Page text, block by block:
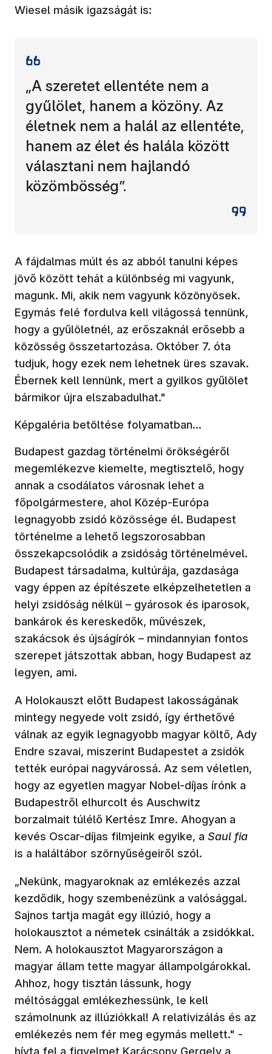
Wiesel másik igazságát is:
„A szeretet ellentéte nem a
gyűlölet, hanem a közöny. Az
életnek nem a halál az ellentéte,
hanem az élet és halála között
választani nem hajlandó
közömbösség”.
A fájdalmas múlt és az abból tanulni képes
jövő között tehát a különbség mi vagyunk,
magunk. Mi, akik nem vagyunk közönyösek.
Egymás felé fordulva kell világossá tennünk,
hogy a gyűlöletnél, az erőszaknál erősebb a
közösség összetartozása. Október 7. óta
tudjuk, hogy ezek nem lehetnek üres szavak.
Ébernek kell lennünk, mert a gyilkos gyűlölet
bármikor újra elszabadulhat."
Képgaléria betöltése folyamatban...
Budapest gazdag történelmi örökségéről
megemlékezve kiemelte, megtisztelő, hogy
annak a csodálatos városnak lehet a
főpolgármestere, ahol Közép-Európa
legnagyobb zsidó közössége él. Budapest
történelme a lehető legszorosabban
összekapcsolódik a zsidóság történelmével.
Budapest társadalma, kultúrája, gazdasága
vagy éppen az építészete elképzelhetetlen a
helyi zsidóság nélkül – gyárosok és iparosok,
bankárok és kereskedők, művészek,
szakácsok és újságírók – mindannyian fontos
szerepet játszottak abban, hogy Budapest az
legyen, ami.
A Holokauszt előtt Budapest lakosságának
mintegy negyede volt zsidó, így érthetővé
válnak az egyik legnagyobb magyar költő, Ady
Endre szavai, miszerint Budapestet a zsidók
tették európai nagyvárossá. Az sem véletlen,
hogy az egyetlen magyar Nobel-díjas írónk a
Budapestről elhurcolt és Auschwitz
borzalmait túlélő Kertész Imre. Ahogyan a
kevés Oscar-díjas filmjeink egyike, a Saul fia
is a haláltábor szörnyűségeiről szól.
„Nekünk, magyaroknak az emlékezés azzal
kezdődik, hogy szembenézünk a valósággal.
Sajnos tartja magát egy illúzió, hogy a
holokausztot a németek csinálták a zsidókkal.
Nem. A holokausztot Magyarországon a
magyar állam tette magyar állampolgárokkal.
Ahhoz, hogy tisztán lássunk, hogy
méltósággal emlékezhessünk, le kell
számolnunk az illúziókkal! A relativizálás és az
emlékezés nem fér meg egymás mellett." -
hívta fel a figyelmet Karácsony Gergely a